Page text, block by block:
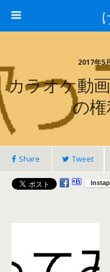
2017年5
カラオケ動
の
Share Tweet